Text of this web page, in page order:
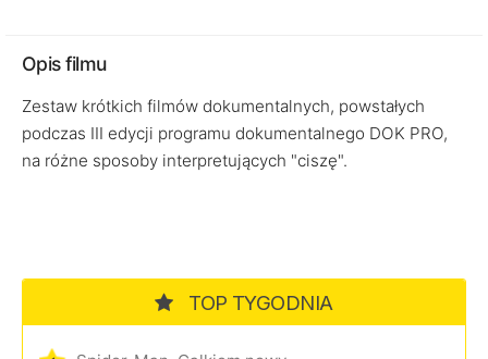
Opis filmu
Zestaw krótkich filmów dokumentalnych, powstałych
podczas III edycji programu dokumentalnego DOK PRO,
na różne sposoby interpretujących "ciszę".
TOP TYGODNIA